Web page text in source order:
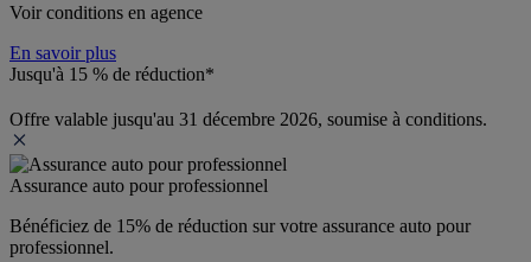
Voir conditions en agence
En savoir plus
Jusqu'à 15 % de réduction*
Offre valable jusqu'au 31 décembre 2026, soumise à conditions.
Assurance auto pour professionnel
Bénéficiez de 15% de réduction sur votre assurance auto pour
professionnel.